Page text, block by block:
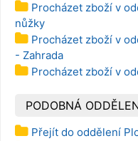
Procházet zboží v
nůžky
Procházet zboží v
- Zahrada
Procházet zboží v
PODOBNÁ
Přejít do oddělení